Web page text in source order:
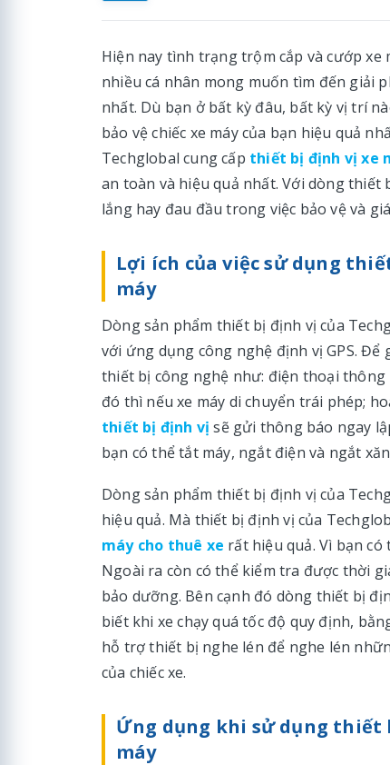
Hiện nay tình trạng trộm cắp và cướp
nhiều cá nhân mong muốn tìm đến giải
nhất. Dù bạn ở bất kỳ đâu, bất kỳ vị trí
bảo vệ chiếc xe máy của bạn hiệu quả
Techglobal cung cấp thiết bị định vị xe
an toàn và hiệu quả nhất. Với dòng
lắng hay đau đầu trong việc bảo vệ và
Lợi ích của việc sử dụng
máy
Dòng sản phẩm thiết bị định vị của
với ứng dụng công nghệ định vị GPS.
thiết bị công nghệ như: điện thoại
đó thì nếu xe máy di chuyển trái phép;
thiết bị định vị sẽ gửi thông báo ngay
bạn có thể tắt máy, ngắt điện và ngắt
Dòng sản phẩm thiết bị định vị của
hiệu quả. Mà thiết bị định vị của
máy cho thuê xe rất hiệu quả. Vì bạn
Ngoài ra còn có thể kiểm tra được thời
bảo dưỡng. Bên cạnh đó dòng thiết bị
biết khi xe chạy quá tốc độ quy định,
hỗ trợ thiết bị nghe lén để nghe lén
của chiếc xe.
Ứng dụng khi sử dụng thiết
máy